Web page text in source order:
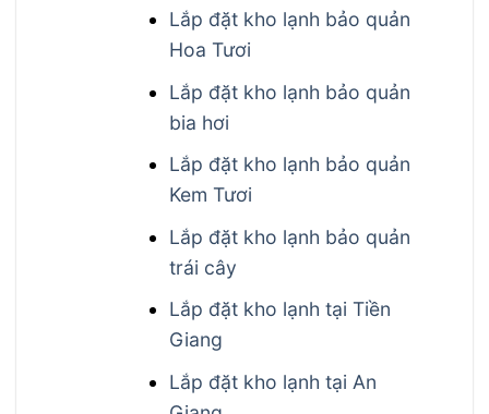
Lắp đặt kho lạnh bảo quản
Hoa Tươi
Lắp đặt kho lạnh bảo quản
bia hơi
Lắp đặt kho lạnh bảo quản
Kem Tươi
Lắp đặt kho lạnh bảo quản
trái cây
Lắp đặt kho lạnh tại Tiền
Giang
Lắp đặt kho lạnh tại An